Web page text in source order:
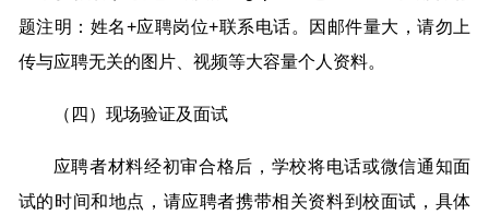
题注明：姓名+应聘岗位+联系电话。因邮件量大，请勿上
传与应聘无关的图片、视频等大容量个人资料。
（四）现场验证及面试
应聘者材料经初审合格后，学校将电话或微信通知面
试的时间和地点，请应聘者携带相关资料到校面试，具体